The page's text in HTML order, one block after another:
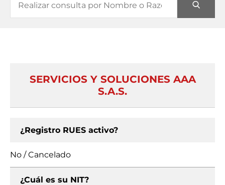
SERVICIOS Y SOLUCIONES AAA
S.A.S.
¿Registro RUES activo?
No / Cancelado
¿Cuál es su NIT?